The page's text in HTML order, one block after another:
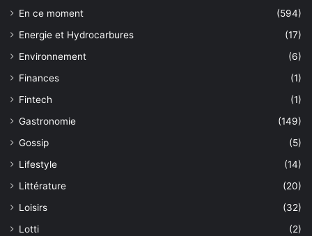
En ce moment
(594)
Energie et Hydrocarbures
(17)
Environnement
(6)
Finances
(1)
Fintech
(1)
Gastronomie
(149)
Gossip
(5)
Lifestyle
(14)
Littérature
(20)
Loisirs
(32)
Lotti
(2)